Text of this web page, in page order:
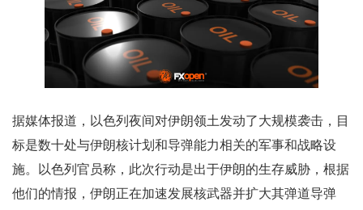
据媒体报道，以色列夜间对伊朗领土发动了大规模袭击，目
标是数十处与伊朗核计划和导弹能力相关的军事和战略设
施。以色列官员称，此次行动是出于伊朗的生存威胁，根据
他们的情报，伊朗正在加速发展核武器并扩大其弹道导弹